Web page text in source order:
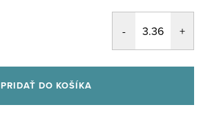
PRIDAŤ DO KOŠÍKA